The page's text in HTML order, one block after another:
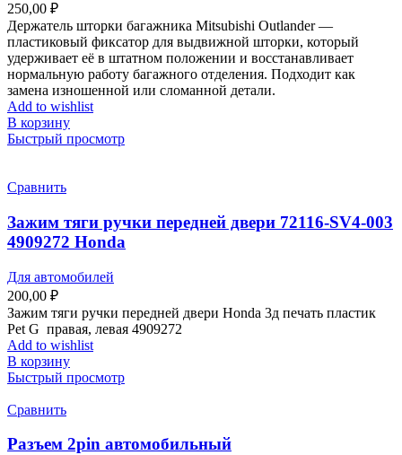
250,00 ₽
Держатель шторки багажника Mitsubishi Outlander —
пластиковый фиксатор для выдвижной шторки, который
удерживает её в штатном положении и восстанавливает
нормальную работу багажного отделения. Подходит как
замена изношенной или сломанной детали.
Add to wishlist
В корзину
Быстрый просмотр
Сравнить
Зажим тяги ручки передней двери 72116-SV4-003
4909272 Honda
Для автомобилей
200,00 ₽
Зажим тяги ручки передней двери Honda 3д печать пластик
Pet G правая, левая 4909272
Add to wishlist
В корзину
Быстрый просмотр
Сравнить
Разъем 2pin автомобильный